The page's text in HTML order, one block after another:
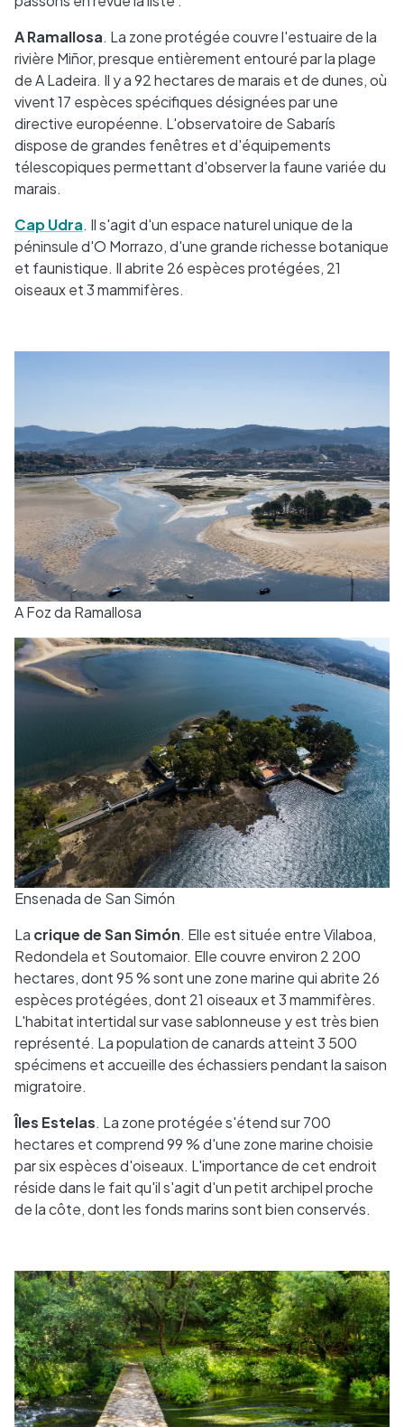
A Ramallosa. La zone protégée couvre l'estuaire de la
rivière Miñor, presque entièrement entouré par la plage
de A Ladeira. Il y a 92 hectares de marais et de dunes, où
vivent 17 espèces spécifiques désignées par une
directive européenne. L'observatoire de Sabarís
dispose de grandes fenêtres et d'équipements
télescopiques permettant d'observer la faune variée du
marais.
Cap Udra. Il s'agit d'un espace naturel unique de la
péninsule d'O Morrazo, d'une grande richesse botanique
et faunistique. Il abrite 26 espèces protégées, 21
oiseaux et 3 mammifères.
A Foz da Ramallosa
Ensenada de San Simón
La crique de San Simón. Elle est située entre Vilaboa,
Redondela et Soutomaior. Elle couvre environ 2 200
hectares, dont 95 % sont une zone marine qui abrite 26
espèces protégées, dont 21 oiseaux et 3 mammifères.
L'habitat intertidal sur vase sablonneuse y est très bien
représenté. La population de canards atteint 3 500
spécimens et accueille des échassiers pendant la saison
migratoire.
Îles Estelas. La zone protégée s'étend sur 700
hectares et comprend 99 % d'une zone marine choisie
par six espèces d'oiseaux. L'importance de cet endroit
réside dans le fait qu'il s'agit d'un petit archipel proche
de la côte, dont les fonds marins sont bien conservés.